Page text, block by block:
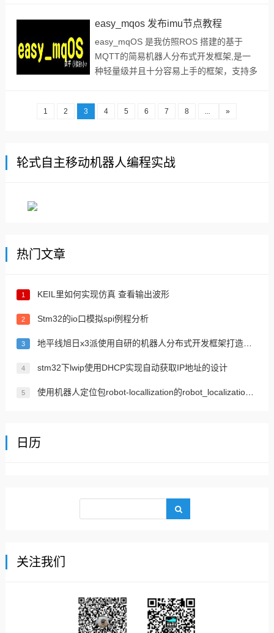
合适的价格，如果适配的好...
easy_mqos 发布imu节点教程
easy_mqOS 是我仿照ROS 搭建的基于
MQTT的简易机器人分布式开发框架,是一
种轻量级并且十分容易上手的框架，支持多
定的make编程基础，像正常...
1 2 3 4 5 6 7 8 ... »
轮式自主移动机器人编程实战
热门文章
1 KEIL里如何实现仿真 查看输出波形
2 Stm32的io口模拟spi例程分析
3 地平线旭日x3派使用自研的机器人分布式开发框架打造机器人
4 stm32下lwip使用DHCP实现自动获取IP地址的设计
5 使用机器人定位包robot-locallization的robot_localization实现传感器融合ROS 2
日历
关注我们